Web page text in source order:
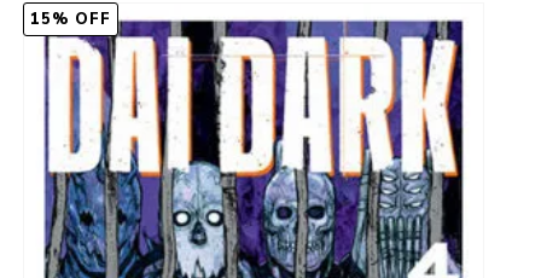
15% OFF